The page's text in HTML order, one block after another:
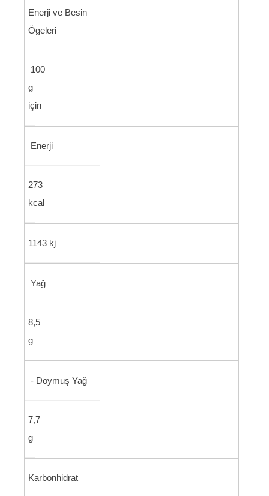
Enerji ve Besin
Ögeleri
100
g
için
Enerji
273
kcal
1143 kj
Yağ
8,5
g
- Doymuş Yağ
7,7
g
Karbonhidrat